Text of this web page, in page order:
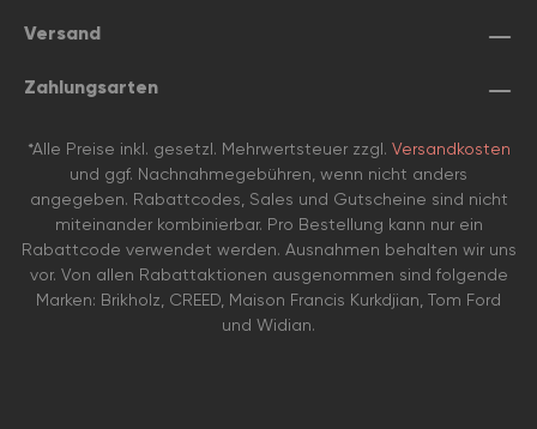
Versand
Zahlungsarten
*Alle Preise inkl. gesetzl. Mehrwertsteuer zzgl. Versandkosten
und ggf. Nachnahmegebühren, wenn nicht anders
angegeben. Rabattcodes, Sales und Gutscheine sind nicht
miteinander kombinierbar. Pro Bestellung kann nur ein
Rabattcode verwendet werden. Ausnahmen behalten wir uns
vor. Von allen Rabattaktionen ausgenommen sind folgende
Marken: Brikholz, CREED, Maison Francis Kurkdjian, Tom Ford
und Widian.